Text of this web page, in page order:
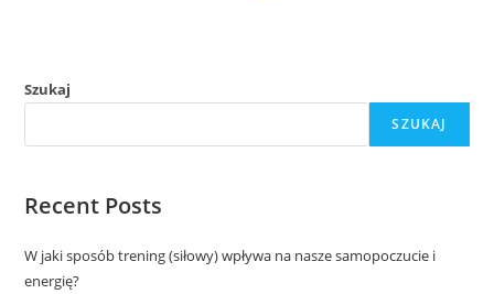
Szukaj
SZUKAJ
Recent Posts
W jaki sposób trening (siłowy) wpływa na nasze samopoczucie i
energię?